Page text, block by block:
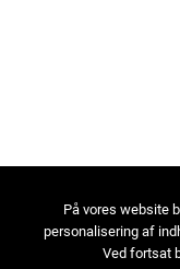
På vores website
personalisering af
Ved fortsat